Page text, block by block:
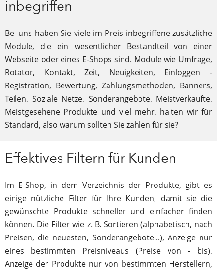
inbegriffen
Bei uns haben Sie viele im Preis inbegriffene zusätzliche
Module, die ein wesentlicher Bestandteil von einer
Webseite oder eines E-Shops sind. Module wie Umfrage,
Rotator, Kontakt, Zeit, Neuigkeiten, Einloggen -
Registration, Bewertung, Zahlungsmethoden, Banners,
Teilen, Soziale Netze, Sonderangebote, Meistverkaufte,
Meistgesehene Produkte und viel mehr, halten wir für
Standard, also warum sollten Sie zahlen für sie?
Effektives Filtern für Kunden
Im E-Shop, in dem Verzeichnis der Produkte, gibt es
einige nützliche Filter für Ihre Kunden, damit sie die
gewünschte Produkte schneller und einfacher finden
können. Die Filter wie z. B. Sortieren (alphabetisch, nach
Preisen, die neuesten, Sonderangebote...), Anzeige nur
eines bestimmten Preisniveaus (Preise von - bis),
Anzeige der Produkte nur von bestimmten Herstellern,